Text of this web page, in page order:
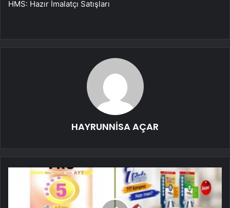
HMS: Hazır İmalatçı Satışları
HAYRUNNİSA AÇAR